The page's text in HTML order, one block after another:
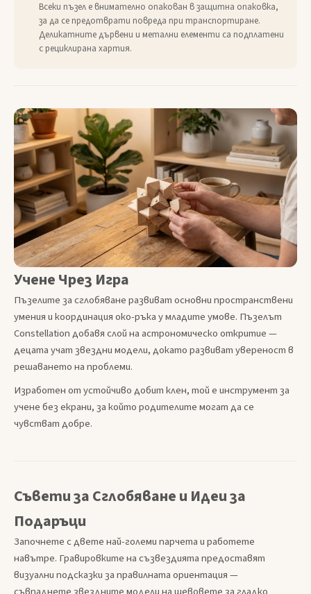
Всеки пъзел е внимателно опакован в защитна опаковка,
за да се предотврати повреда при транспортиране.
Деликатните дървени и метални елементи са подплатени
с рециклирана хартия.
Учене Чрез Игра
Пъзелите за сглобяване развиват основни пространствени
умения и координация око-ръка у младите умове. Пъзелът
Constellation добавя слой на астрономическо откритие —
децата учат звездни модели, докато развиват увереност в
решаването на проблеми.
Изработен от устойчиво добит клен, той е инструмент за
учене без екрани, за който родителите могат да се
чувстват добре.
Съвети за Сглобяване и Идеи за
Подаръци
Започнете с двете най-големи парчета и работете
навътре. Гравировките на съзвездията предоставят
визуални подсказки за правилната ориентация —